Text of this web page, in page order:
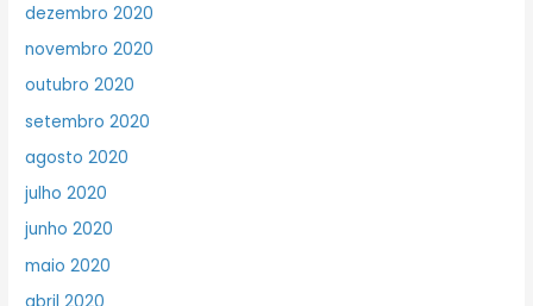
dezembro 2020
novembro 2020
outubro 2020
setembro 2020
agosto 2020
julho 2020
junho 2020
maio 2020